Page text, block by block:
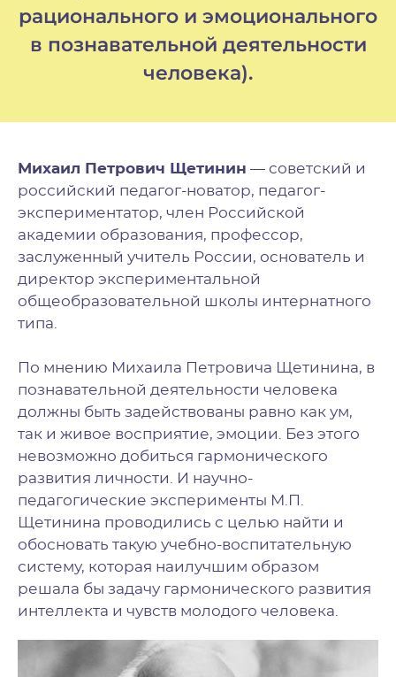
рационального и эмоционального
в познавательной деятельности
человека).
Михаил Петрович Щетинин — советский и
российский педагог-новатор, педагог-
экспериментатор, член Российской
академии образования, профессор,
заслуженный учитель России, основатель и
директор экспериментальной
общеобразовательной школы интернатного
типа.
По мнению Михаила Петровича Щетинина, в
познавательной деятельности человека
должны быть задействованы равно как ум,
так и живое восприятие, эмоции. Без этого
невозможно добиться гармонического
развития личности. И научно-
педагогические эксперименты М.П.
Щетинина проводились с целью найти и
обосновать такую учебно-воспитательную
систему, которая наилучшим образом
решала бы задачу гармонического развития
интеллекта и чувств молодого человека.